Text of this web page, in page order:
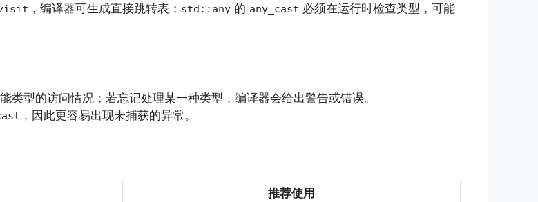
，编译器可生成直接跳转表； std::any 的 any_cast 必须在运行时检查类型，可能
类型的访问情况；若忘记处理某一种类型，编译器会给出警告或错误。
，因此更容易出现未捕获的异常。
推荐使用